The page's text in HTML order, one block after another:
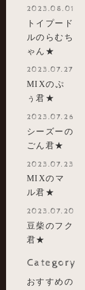
2023.08.01
トイプード
ルのらむち
ゃん★
2023.07.27
MIXのぷ
ぅ君★
2023.07.26
シーズーの
ごん君★
2023.07.23
MIXのマ
ル君★
2023.07.20
豆柴のフク
君★
Category
おすすめの